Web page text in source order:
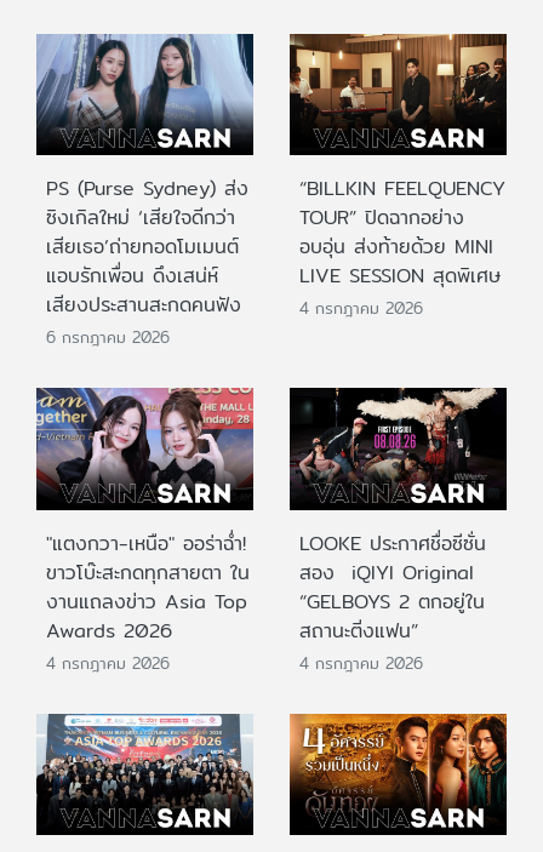
PS (Purse Sydney) ส่ง
ซิงเกิลใหม่ ‘เสียใจดีกว่า
เสียเธอ’ถ่ายทอดโมเมนต์
แอบรักเพื่อน ดึงเสน่ห์
เสียงประสานสะกดคนฟัง
6 กรกฎาคม 2026
“BILLKIN FEELQUENCY
TOUR” ปิดฉากอย่าง
อบอุ่น ส่งท้ายด้วย MINI
LIVE SESSION สุดพิเศษ
4 กรกฎาคม 2026
"แตงกวา-เหนือ" ออร่าฉ่ำ!
ขาวโบ๊ะสะกดทุกสายตา ใน
งานแถลงข่าว Asia Top
Awards 2026
4 กรกฎาคม 2026
LOOKE ประกาศชื่อซีซั่น
สอง iQIYI Original
“GELBOYS 2 ตกอยู่ใน
สถานะติ่งแฟน”
4 กรกฎาคม 2026